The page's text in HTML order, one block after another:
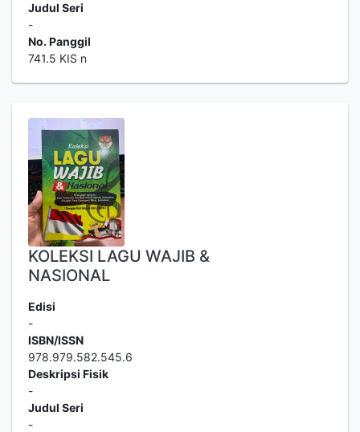
Judul Seri
-
No. Panggil
741.5 KIS n
KOLEKSI LAGU WAJIB &
NASIONAL
Edisi
-
ISBN/ISSN
978.979.582.545.6
Deskripsi Fisik
-
Judul Seri
-